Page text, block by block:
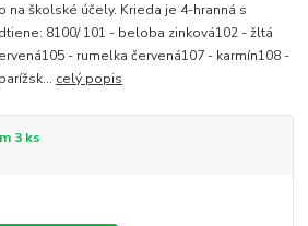
na školské účely. Krieda je 4-hranná s
8100/ 101 - beloba zinková102 - žltá
- rumelka červená107 - karmín108 -
celý popis
3 ks